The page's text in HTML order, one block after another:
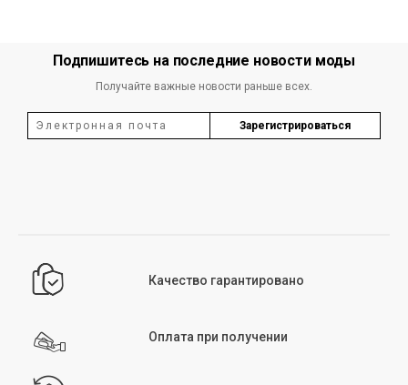
Подпишитесь на последние новости моды
Получайте важные новости раньше всех.
Зарегистрироваться
Качество гарантировано
Оплата при получении